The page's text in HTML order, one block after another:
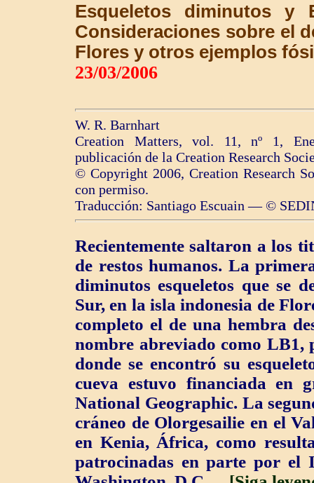
Esqueletos diminutos y
Consideraciones sobre el
Flores y otros ejemplos
23/03/2006
W. R. Barnhart
Creation Matters, vol. 11, nº 1,
publicación de la Creation Research
© Copyright 2006, Creation Research
con permiso.
Traducción: Santiago Escuain — ©
Recientemente saltaron a los
de restos humanos. La
diminutos esqueletos que se
Sur, en la isla indonesia de
completo el de una hembra
nombre abreviado como LB1,
donde se encontró su
cueva estuvo financiada en
National Geographic. La
cráneo de Olorgesailie en el
en Kenia, África, como
patrocinadas en parte por el